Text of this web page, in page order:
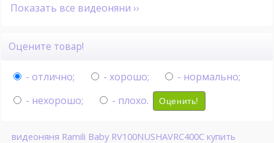
Показать все видеоняни ››
Оцените товар!
- отлично; - хорошо;
- нормально;
- нехорошо;
- плохо. Оценить!
видеоняня Ramili Baby RV100NUSHAVRC400C купить